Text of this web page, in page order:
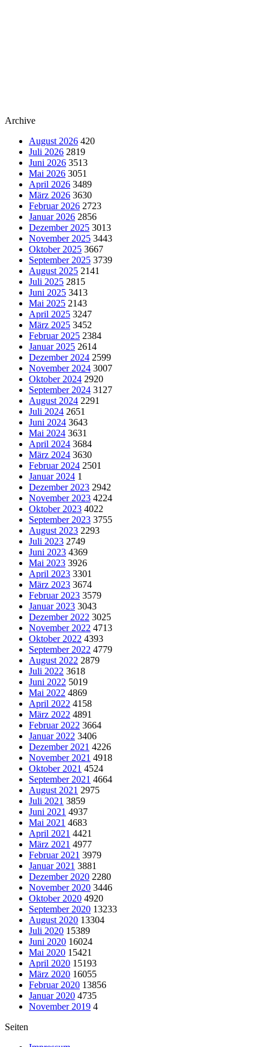
Archive
August 2026 420
Juli 2026 2819
Juni 2026 3513
Mai 2026 3051
April 2026 3489
März 2026 3630
Februar 2026 2723
Januar 2026 2856
Dezember 2025 3013
November 2025 3443
Oktober 2025 3667
September 2025 3739
August 2025 2141
Juli 2025 2815
Juni 2025 3413
Mai 2025 2143
April 2025 3247
März 2025 3452
Februar 2025 2384
Januar 2025 2614
Dezember 2024 2599
November 2024 3007
Oktober 2024 2920
September 2024 3127
August 2024 2291
Juli 2024 2651
Juni 2024 3643
Mai 2024 3631
April 2024 3684
März 2024 3630
Februar 2024 2501
Januar 2024 1
Dezember 2023 2942
November 2023 4224
Oktober 2023 4022
September 2023 3755
August 2023 2293
Juli 2023 2749
Juni 2023 4369
Mai 2023 3926
April 2023 3301
März 2023 3674
Februar 2023 3579
Januar 2023 3043
Dezember 2022 3025
November 2022 4713
Oktober 2022 4393
September 2022 4779
August 2022 2879
Juli 2022 3618
Juni 2022 5019
Mai 2022 4869
April 2022 4158
März 2022 4891
Februar 2022 3664
Januar 2022 3406
Dezember 2021 4226
November 2021 4918
Oktober 2021 4524
September 2021 4664
August 2021 2975
Juli 2021 3859
Juni 2021 4937
Mai 2021 4683
April 2021 4421
März 2021 4977
Februar 2021 3979
Januar 2021 3881
Dezember 2020 2280
November 2020 3446
Oktober 2020 4920
September 2020 13233
August 2020 13304
Juli 2020 15389
Juni 2020 16024
Mai 2020 15421
April 2020 15193
März 2020 16055
Februar 2020 13856
Januar 2020 4735
November 2019 4
Seiten